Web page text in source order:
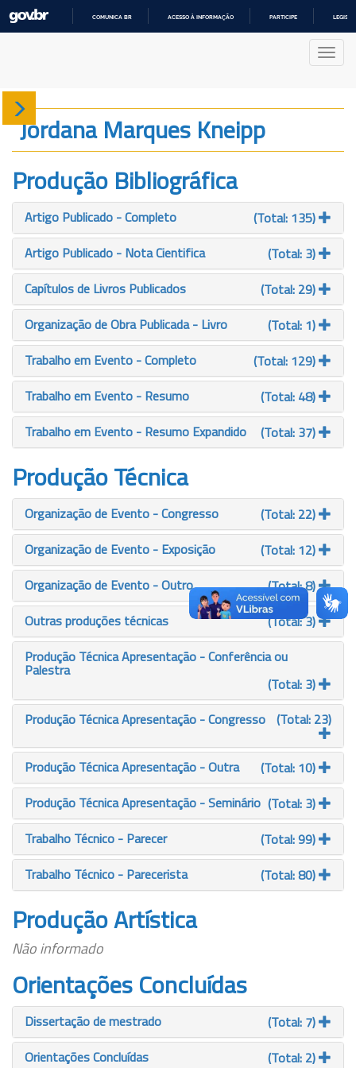
COMUNICA BR ACESSO À INFORMAÇÃO PARTICIPE
Sobre
Produção
Projetos
Gráficos
Jordana Marques Kneipp
Produção Bibliográfica
Artigo Publicado - Completo
(Total: 135)
Artigo Publicado - Nota Cientifica
(Total: 3)
Capítulos de Livros Publicados
(Total: 29)
Organização de Obra Publicada - Livro
(Total: 1)
Trabalho em Evento - Completo
(Total: 129)
Trabalho em Evento - Resumo
(Total: 48)
Trabalho em Evento - Resumo Expandido
(Total: 37)
Produção Técnica
Organização de Evento - Congresso
(Total: 22)
Organização de Evento - Exposição
(Total: 12)
Organização de Evento - Outro
(Total: 8)
Outras produções técnicas
(Total: 3)
Produção Técnica Apresentação - Conferência ou
Palestra
(Total: 3)
Produção Técnica Apresentação - Congresso (Total: 23)
Produção Técnica Apresentação - Outra
(Total: 10)
Produção Técnica Apresentação - Seminário (Total: 3)
Trabalho Técnico - Parecer
(Total: 99)
Trabalho Técnico - Parecerista
(Total: 80)
Produção Artística
Não informado
Orientações Concluídas
Dissertação de mestrado
(Total: 7)
Orientações Concluídas
(Total: 2)